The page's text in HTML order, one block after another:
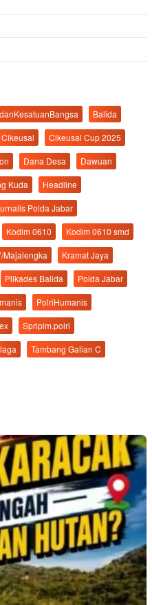
Balida
Cikeusal
Cikeusal Cup 2025
Dana Desa
Dawuan
Kuda
Headline
Polda Jabar
Kodim 0610
Kodim 0610 smd
Majalengka
Kramat Jaya
Pilkades Balida
Polda Jabar
PolriHumanis
Spripim.polri
Tambang Galian C